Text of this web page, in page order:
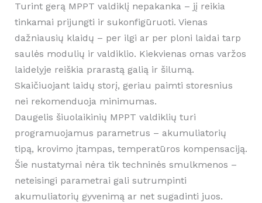
Turint gerą MPPT valdiklį nepakanka – jį reikia
tinkamai prijungti ir sukonfigūruoti. Vienas
dažniausių klaidų – per ilgi ar per ploni laidai tarp
saulės modulių ir valdiklio. Kiekvienas omas varžos
laidelyje reiškia prarastą galią ir šilumą.
Skaičiuojant laidų storį, geriau paimti storesnius
nei rekomenduoja minimumas.
Daugelis šiuolaikinių MPPT valdiklių turi
programuojamus parametrus – akumuliatorių
tipą, krovimo įtampas, temperatūros kompensaciją.
Šie nustatymai nėra tik techninės smulkmenos –
neteisingi parametrai gali sutrumpinti
akumuliatorių gyvenimą ar net sugadinti juos.